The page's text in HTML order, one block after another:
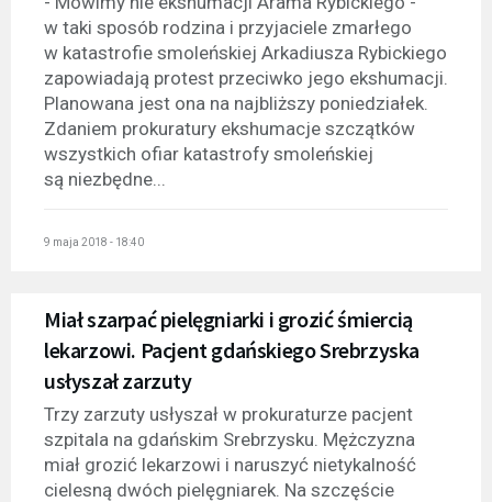
w taki sposób rodzina i przyjaciele zmarłego
w katastrofie smoleńskiej Arkadiusza Rybickiego
zapowiadają protest przeciwko jego ekshumacji.
Planowana jest ona na najbliższy poniedziałek.
Zdaniem prokuratury ekshumacje szczątków
wszystkich ofiar katastrofy smoleńskiej
są niezbędne...
9 maja 2018 - 18:40
Miał szarpać pielęgniarki i grozić śmiercią
lekarzowi. Pacjent gdańskiego Srebrzyska
usłyszał zarzuty
Trzy zarzuty usłyszał w prokuraturze pacjent
szpitala na gdańskim Srebrzysku. Mężczyzna
miał grozić lekarzowi i naruszyć nietykalność
cielesną dwóch pielęgniarek. Na szczęście